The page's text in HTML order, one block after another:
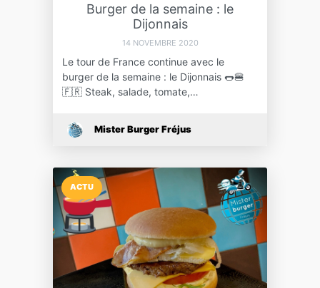
Burger de la semaine : le
Dijonnais
14 NOVEMBRE 2020
Le tour de France continue avec le
burger de la semaine : le Dijonnais 🌭🍔
🇫🇷 Steak, salade, tomate,…
Mister Burger Fréjus
ACTU